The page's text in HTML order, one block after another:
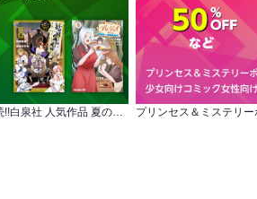
【MAX70％OFF】3週連続!!白泉社 人気作品 夏の特大割引フェア 第3弾